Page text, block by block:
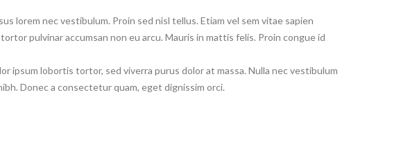
lorem nec vestibulum. Proin sed nisl tellus. Etiam vel sem vitae sapien
pulvinar accumsan non eu arcu. Mauris in mattis felis. Proin congue id
ipsum lobortis tortor, sed viverra purus dolor at massa. Nulla nec vestibulum
Donec a consectetur quam, eget dignissim orci.